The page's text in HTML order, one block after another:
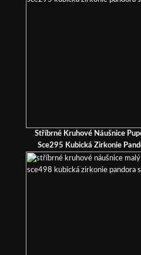
Stříbrné Kruhové Náušnice
Sce295 Kubická Zirkonie